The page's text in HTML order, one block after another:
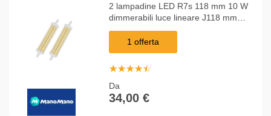
2 lampadine LED R7s 118 mm 10 W
dimmerabili luce lineare J118 mm
equivalente a R7S 118 mm 100 W
equivalente AC 85 V 265 V 120 LED
(R7S-108LED-6000K
1 offerta
☆☆☆☆☆
★★★★★
Da
34,00 €